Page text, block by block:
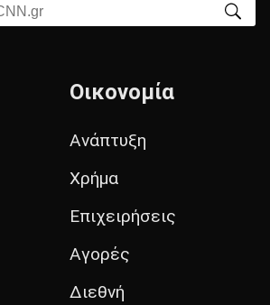
Οικονομία
Ανάπτυξη
Χρήμα
Επιχειρήσεις
Αγορές
Διεθνή